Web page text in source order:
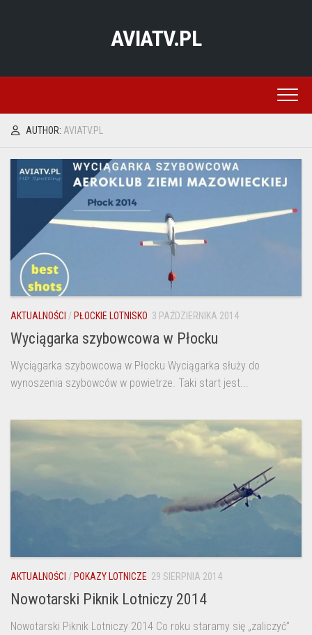
AVIATV.PL
AUTHOR: AVIATV.PL
AKTUALNOŚCI / PŁOCKIE LOTNISKO 3 PAŹDZIERNIKA 2014
Wyciągarka szybowcowa w Płocku
Wyciągarka szybowcowa w Płocku Wyciągarka służy do
wynoszenia szybowców w powietrze. Taki start jest...
AKTUALNOŚCI / POKAZY LOTNICZE 29 SIERPNIA 2014
Nowotarski Piknik Lotniczy 2014
Nowotarski Piknik Lotniczy 2014 Co roku staramy się „zaliczyć”